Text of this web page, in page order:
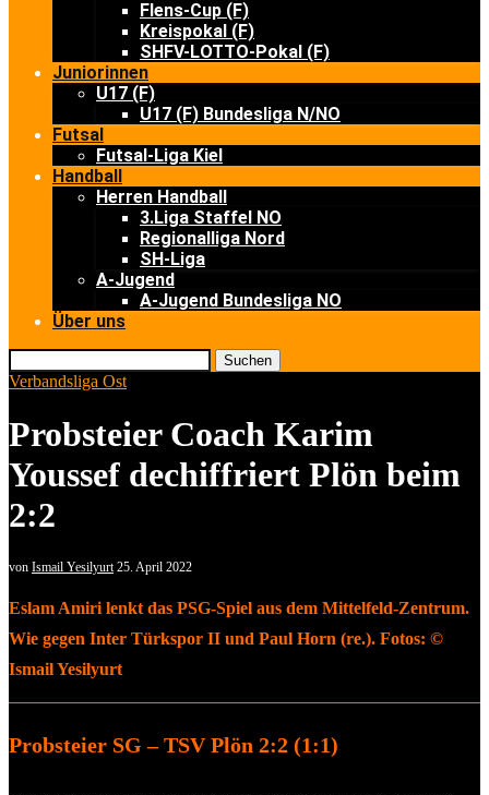
Flens-Cup (F)
Kreispokal (F)
SHFV-LOTTO-Pokal (F)
Juniorinnen
U17 (F)
U17 (F) Bundesliga N/NO
Futsal
Futsal-Liga Kiel
Handball
Herren Handball
3.Liga Staffel NO
Regionalliga Nord
SH-Liga
A-Jugend
A-Jugend Bundesliga NO
Über uns
Suchen
Verbandsliga Ost
Probsteier Coach Karim
Youssef dechiffriert Plön beim
2:2
von Ismail Yesilyurt 25. April 2022
Eslam Amiri lenkt das PSG-Spiel aus dem Mittelfeld-Zentrum.
Wie gegen Inter Türkspor II und Paul Horn (re.). Fotos: ©
Ismail Yesilyurt
Probsteier SG – TSV Plön 2:2 (1:1)